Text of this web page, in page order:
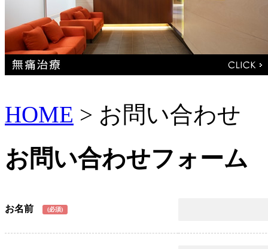
HOME > お問い合わせ
お問い合わせフォーム
お名前 (必須)